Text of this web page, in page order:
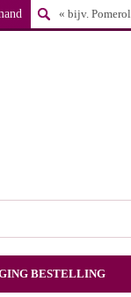
BESTELLING